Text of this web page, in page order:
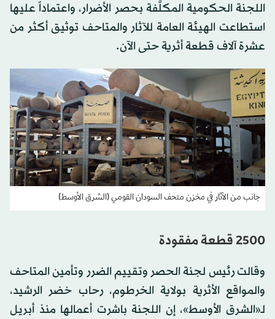
اللجنة الحكومية المكلَّفة بحصر الأضرار، واعتماداً عليها
استطاعت الهيئة العامة للآثار والمتاحف توثيق أكثر من
عشرة آلاف قطعة أثرية حتى الآن.
جانب من الآثار في مخزن متحف السودان القومي (الشرق الأوسط)
2500 قطعة مفقودة
وقالت رئيس لجنة الحصر وتقييم الضرر وتأمين المتاحف
والمواقع الأثرية بولاية الخرطوم، رحاب خضر الرشيد،
لـ«الشرق الأوسط»، إن اللجنة باشرت أعمالها منذ أبريل